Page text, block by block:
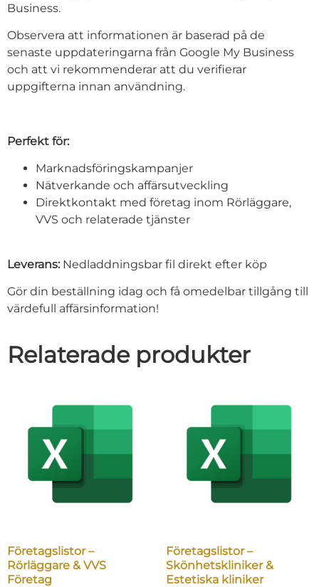
Business.
Observera att informationen är baserad på de
senaste uppdateringarna från Google My Business
och att vi rekommenderar att du verifierar
uppgifterna innan användning.
Perfekt för:
Marknadsföringskampanjer
Nätverkande och affärsutveckling
Direktkontakt med företag inom Rörläggare,
VVS och relaterade tjänster
Leverans: Nedladdningsbar fil direkt efter köp
Gör din beställning idag och få omedelbar tillgång till
värdefull affärsinformation!
Relaterade produkter
Företagslistor –
Rörläggare & VVS
Företag
Företagslistor –
Skönhetskliniker &
Estetiska kliniker